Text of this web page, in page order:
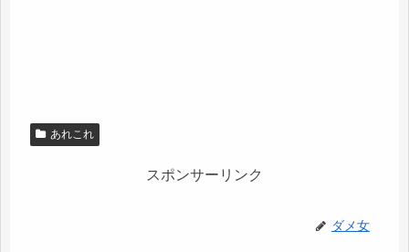
あれこれ
スポンサーリンク
ダメ女